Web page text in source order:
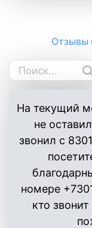
Отзывы
На текущий
не
звонил с
номере
кто